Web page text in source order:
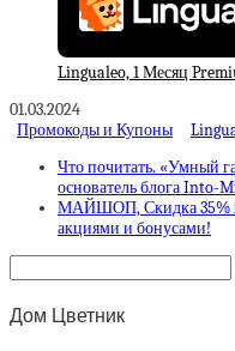
Lingualeo, 1 Месяц
01.03.2024
Промокоды и Купоны
Что почитать. «Умный
основатель блога
МАЙШОП, Скидка 35%
акциями и бонусами!
Дом Цветник